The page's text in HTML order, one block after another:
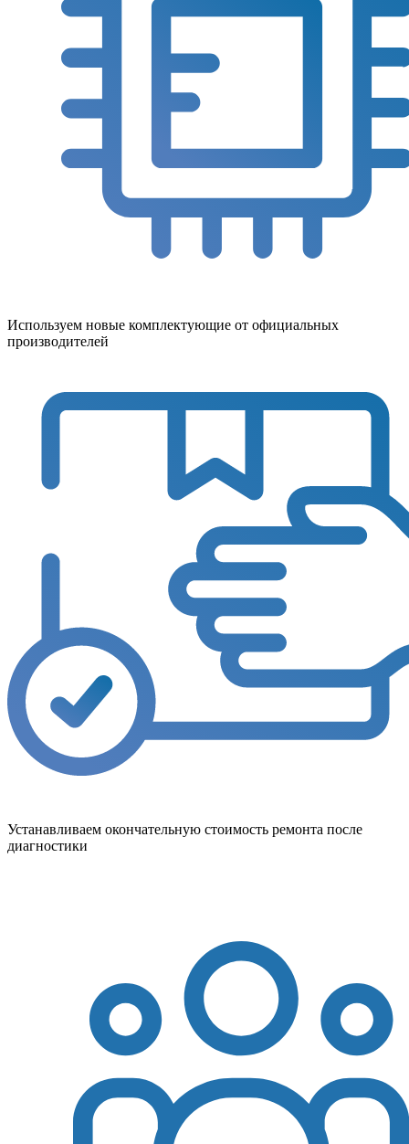
Используем новые комплектующие от официальных
производителей
Устанавливаем окончательную стоимость ремонта после
диагностики